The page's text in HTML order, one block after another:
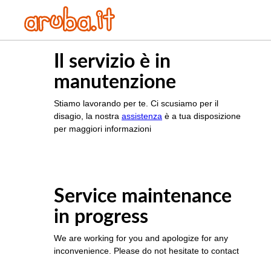
Il servizio è in
manutenzione
Stiamo lavorando per te. Ci scusiamo per il
disagio, la nostra assistenza è a tua disposizione
per maggiori informazioni
Service maintenance
in progress
We are working for you and apologize for any
inconvenience. Please do not hesitate to contact